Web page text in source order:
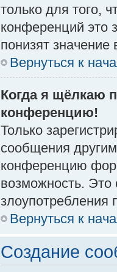
только для того,
конференций это
понизят
Вернуться к
Когда я щёлкаю
конференцию!
Только
сообщения
конференцию
возможность. Это
злоупотребления
Вернуться к
Создание